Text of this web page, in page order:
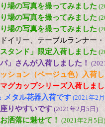
場の写真を撮ってみました
場の写真を撮ってみました
場の写真を撮ってみました
イリー、テーブルランナー
スタンド」限定入荷しました
」さんが入荷しました！
ション（ベージュ色）入荷
グカップシリーズ入荷しま
メタル花器入荷です (2021年2
りやすいです (2021年2月5日)
洒落に魅せて！ (2021年2月5日)